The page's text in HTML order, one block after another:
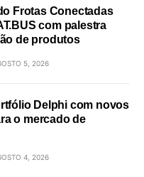
Frotas Conectadas
com palestra
de produtos
5, 2026
Delphi com novos
o mercado de
4, 2026